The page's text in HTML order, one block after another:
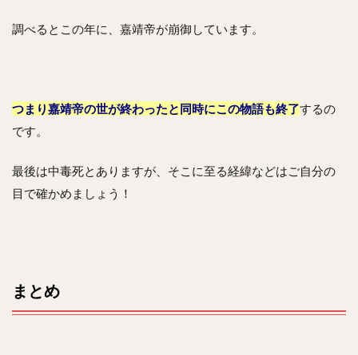
調べるとこの年に、嘉靖帝が崩御しています。
つまり嘉靖帝の世が終わったと同時にこの物語も終了するの
です。
最後は中毒死とありますが、そこに至る経緯などはご自分の
目で確かめましょう！
まとめ